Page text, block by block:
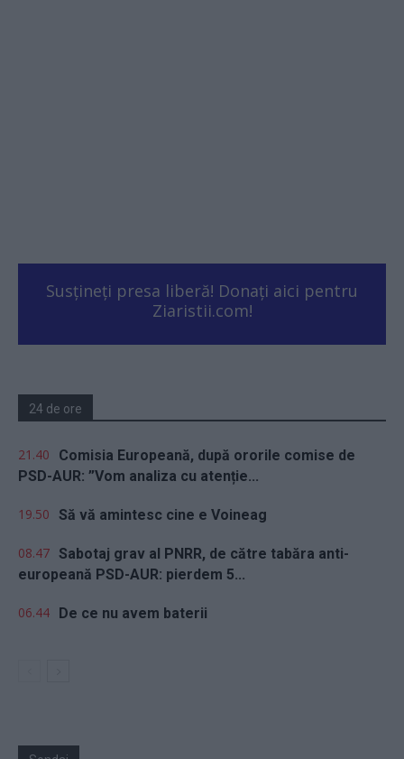
Susțineți presa liberă! Donați aici pentru
Ziaristii.com!
24 de ore
21.40
Comisia Europeană, după ororile comise de
PSD-AUR: ”Vom analiza cu atenție...
19.50 Să vă amintesc cine e Voineag
08.47 Sabotaj grav al PNRR, de către tabăra anti-
europeană PSD-AUR: pierdem 5...
06.44 De ce nu avem baterii